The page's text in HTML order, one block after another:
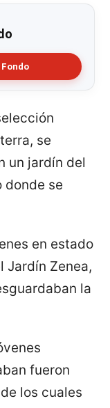
se
un jardín del
donde se
en estado
Jardín Zenea,
la
fueron
los cuales